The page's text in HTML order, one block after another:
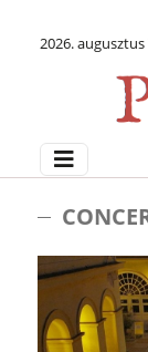
2026. augusztus